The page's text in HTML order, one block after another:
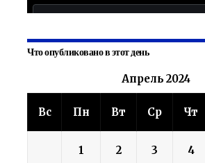
Что опубликовано в этот день
Апрель 2024
Вс Пн Вт Ср Чт
1 2 3 4